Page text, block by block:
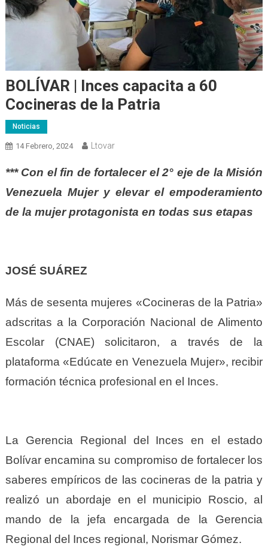
BOLÍVAR | Inces capacita a 60
Cocineras de la Patria
Noticias
14 Febrero, 2024 Ltovar
*** Con el fin de fortalecer el 2° eje de la Misión
Venezuela Mujer y elevar el empoderamiento
de la mujer protagonista en todas sus etapas
JOSÉ SUÁREZ
Más de sesenta mujeres «Cocineras de la Patria»
adscritas a la Corporación Nacional de Alimento
Escolar (CNAE) solicitaron, a través de la
plataforma «Edúcate en Venezuela Mujer», recibir
formación técnica profesional en el Inces.
La Gerencia Regional del Inces en el estado
Bolívar encamina su compromiso de fortalecer los
saberes empíricos de las cocineras de la patria y
realizó un abordaje en el municipio Roscio, al
mando de la jefa encargada de la Gerencia
Regional del Inces regional, Norismar Gómez.